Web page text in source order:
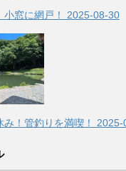
窓に網戸！ 2025-08-30
！管釣りを満喫！ 2025-